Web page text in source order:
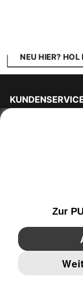
NEU HIER? HOL
BLEIBE IMMER
YouTube